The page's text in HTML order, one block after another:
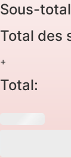
Sous-
Total des
+
Total: